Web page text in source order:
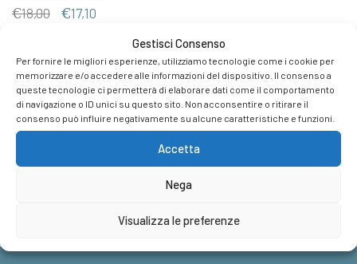
Gestisci Consenso
Per fornire le migliori esperienze, utilizziamo tecnologie come i cookie per
memorizzare e/o accedere alle informazioni del dispositivo. Il consenso a
queste tecnologie ci permetterà di elaborare dati come il comportamento
di navigazione o ID unici su questo sito. Non acconsentire o ritirare il
consenso può influire negativamente su alcune caratteristiche e funzioni.
Accetta
Nega
Visualizza le preferenze
€18,00
Il
era:
€18,00.
€17,10
attuale
è:
€17,10.
Casa Editrice
Foreign Rights
News & Appuntamenti